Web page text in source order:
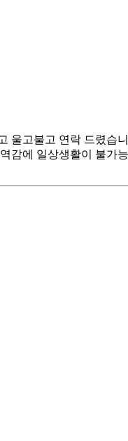
울고불고 연락 드렸습
감에 일상생활이 불가